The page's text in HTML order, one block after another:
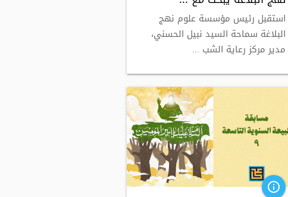
استقبل رئيس مؤسسة علوم نهج
البلاغة سماحة السيد نبيل الحسني،
مدير مركز رعاية الشب ...
info_outline